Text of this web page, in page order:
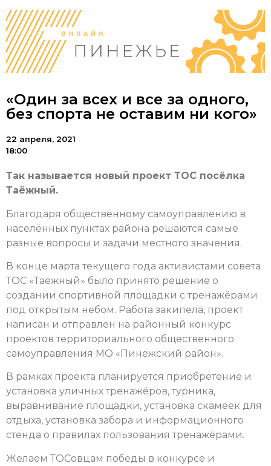
«Один за всех и все за одного,
без спорта не оставим ни кого»
22 апреля, 2021
18:00
Так называется новый проект ТОС посёлка
Таёжный.
Благодаря общественному самоуправлению в
населённых пунктах района решаются самые
разные вопросы и задачи местного значения.
В конце марта текущего года активистами совета
ТОС «Таёжный» было принято решение о
создании спортивной площадки с тренажёрами
под открытым небом. Работа закипела, проект
написан и отправлен на районный конкурс
проектов территориального общественного
самоуправления МО «Пинежский район».
В рамках проекта планируется приобретение и
установка уличных тренажёров, турника,
выравнивание площадки, установка скамеек для
отдыха, установка забора и информационного
стенда о правилах пользования тренажёрами.
Желаем ТОСовцам победы в конкурсе и